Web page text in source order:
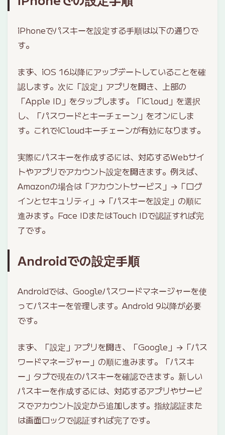
iPhoneでパスキーを設定する手順は以下の通りで
す。
まず、iOS 16以降にアップデートしていることを確
認します。次に「設定」アプリを開き、上部の
「Apple ID」をタップします。「iCloud」を選択
し、「パスワードとキーチェーン」をオンにしま
す。これでiCloudキーチェーンが有効になります。
実際にパスキーを作成するには、対応するWebサイ
トやアプリでアカウント設定を開きます。例えば、
Amazonの場合は「アカウントサービス」→「ログ
インとセキュリティ」→「パスキーを設定」の順に
進みます。Face IDまたはTouch IDで認証すれば完
了です。
Androidでの設定手順
Androidでは、Googleパスワードマネージャーを使
ってパスキーを管理します。Android 9以降が必要
です。
まず、「設定」アプリを開き、「Google」→「パス
ワードマネージャー」の順に進みます。「パスキ
ー」タブで現在のパスキーを確認できます。新しい
パスキーを作成するには、対応するアプリやサービ
スでアカウント設定から追加します。指紋認証また
は画面ロックで認証すれば完了です。